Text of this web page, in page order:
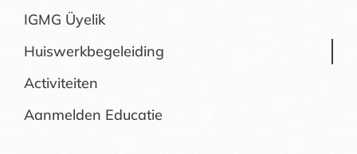
IGMG Üyelik
Huiswerkbegeleiding
Activiteiten
Aanmelden Educatie